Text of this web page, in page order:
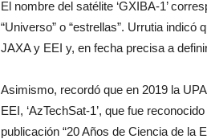
El nombre del satélite ‘GXIBA-1’
“Universo” o “estrellas”. Urrutia
JAXA y EEI y, en fecha precisa a
Asimismo, recordó que en 2019 la
EEI, ‘AzTechSat-1’, que fue
publicación “20 Años de Ciencia de la